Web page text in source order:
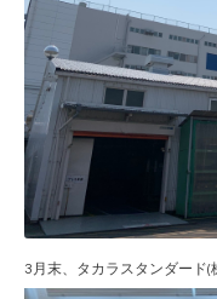
3月末、タカラスタンダード(